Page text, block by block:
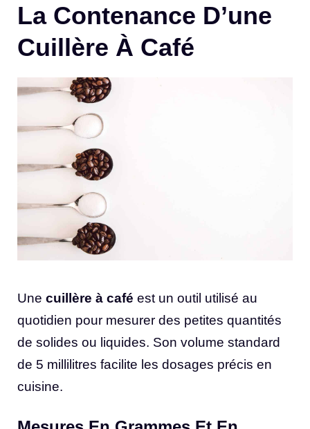
La Contenance D’une
Cuillère À Café
Une cuillère à café est un outil utilisé au
quotidien pour mesurer des petites quantités
de solides ou liquides. Son volume standard
de 5 millilitres facilite les dosages précis en
cuisine.